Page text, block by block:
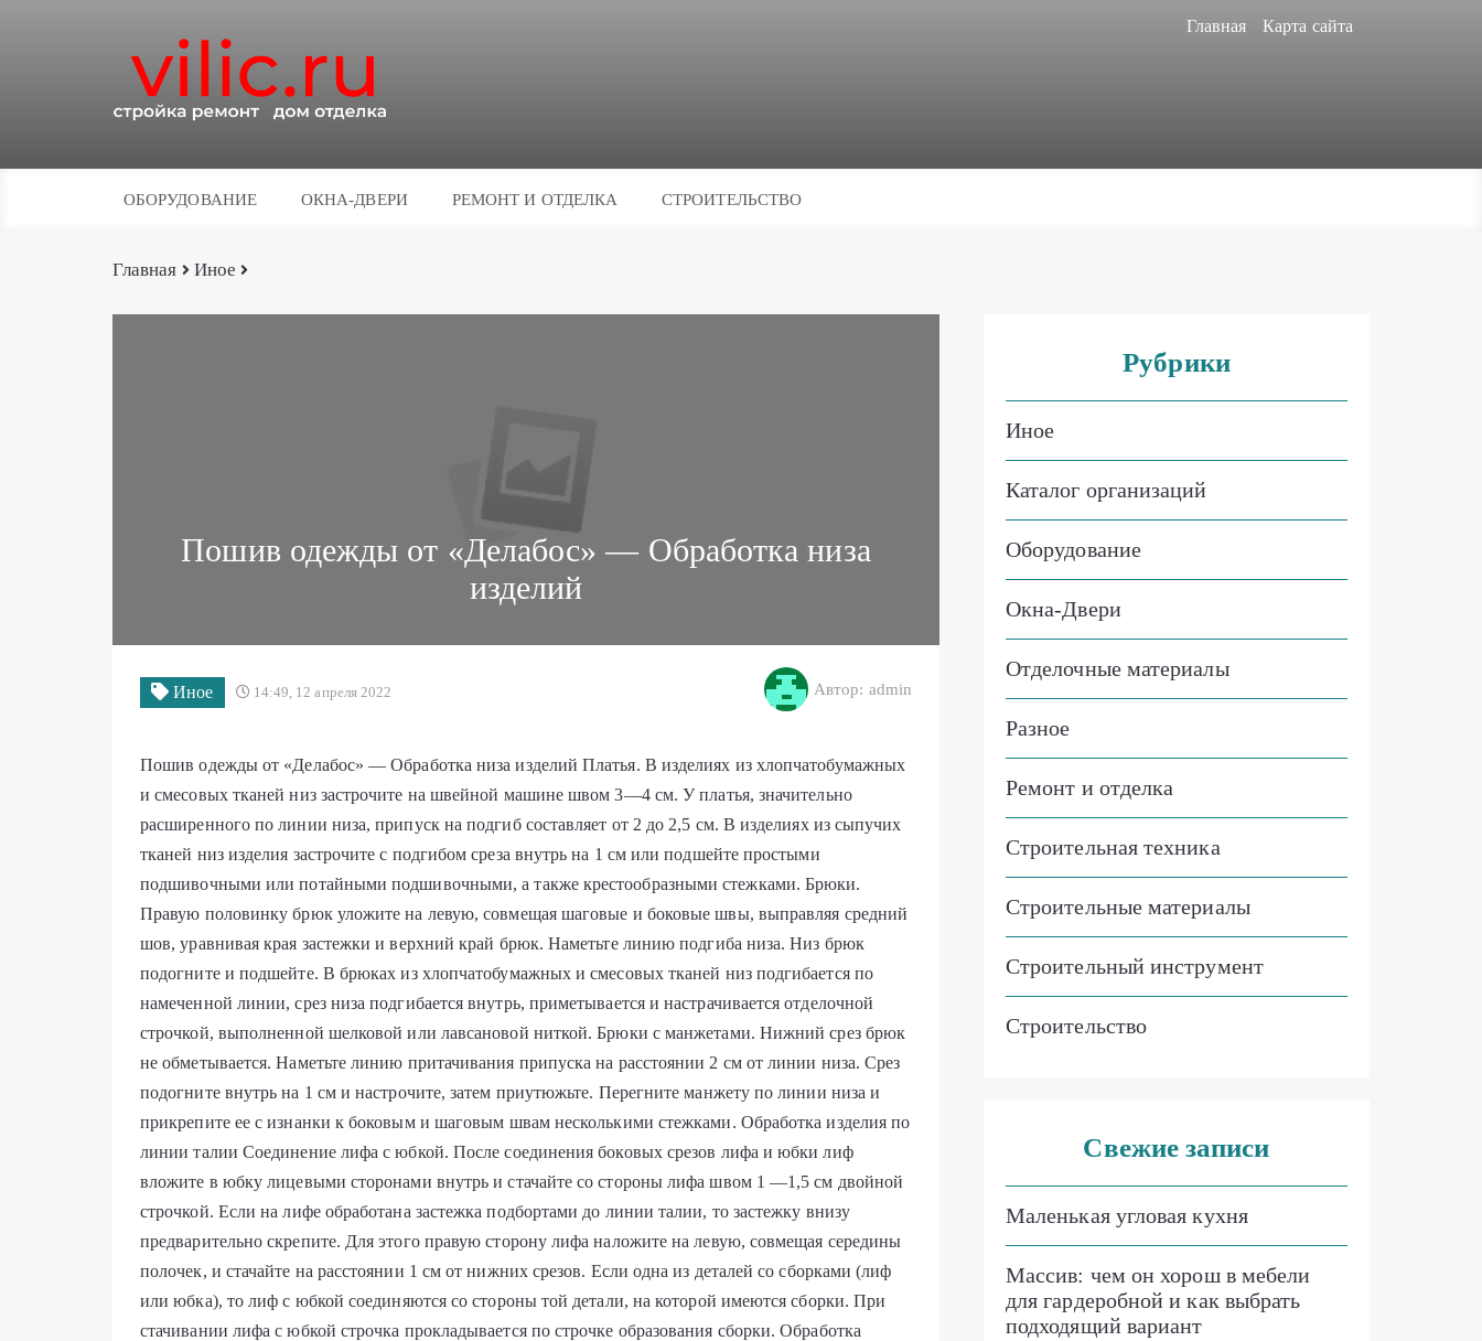
Главная Карта сайта
ОБОРУДОВАНИЕ ОКНА-ДВЕРИ РЕМОНТ И ОТДЕЛКА СТРОИТЕЛЬСТВО
Главная Иное
Пошив одежды от «Делабос» — Обработка низа
изделий
Иное 14:49, 12 апреля 2022 Автор: admin
Пошив одежды от «Делабос» — Обработка низа изделий Платья. В изделиях из хлопчатобумажных
и смесовых тканей низ застрочите на швейной машине швом 3—4 см. У платья, значительно
расширенного по линии низа, припуск на подгиб составляет от 2 до 2,5 см. В изделиях из сыпучих
тканей низ изделия застрочите с подгибом среза внутрь на 1 см или подшейте простыми
подшивочными или потайными подшивочными, а также крестообразными стежками. Брюки.
Правую половинку брюк уложите на левую, совмещая шаговые и боковые швы, выправляя средний
шов, уравнивая края застежки и верхний край брюк. Наметьте линию подгиба низа. Низ брюк
подогните и подшейте. В брюках из хлопчатобумажных и смесовых тканей низ подгибается по
намеченной линии, срез низа подгибается внутрь, приметывается и настрачивается отделочной
строчкой, выполненной шелковой или лавсановой ниткой. Брюки с манжетами. Нижний срез брюк
не обметывается. Наметьте линию притачивания припуска на расстоянии 2 см от линии низа. Срез
подогните внутрь на 1 см и настрочите, затем приутюжьте. Перегните манжету по линии низа и
прикрепите ее с изнанки к боковым и шаговым швам несколькими стежками. Обработка изделия по
линии талии Соединение лифа с юбкой. После соединения боковых срезов лифа и юбки лиф
вложите в юбку лицевыми сторонами внутрь и стачайте со стороны лифа швом 1 —1,5 см двойной
строчкой. Если на лифе обработана застежка подбортами до линии талии, то застежку внизу
предварительно скрепите. Для этого правую сторону лифа наложите на левую, совмещая середины
полочек, и стачайте на расстоянии 1 см от нижних срезов. Если одна из деталей со сборками (лиф
или юбка), то лиф с юбкой соединяются со стороны той детали, на которой имеются сборки. При
стачивании лифа с юбкой строчка прокладывается по строчке образования сборки. Обработка
Рубрики
Иное
Каталог организаций
Оборудование
Окна-Двери
Отделочные материалы
Разное
Ремонт и отделка
Строительная техника
Строительные материалы
Строительный инструмент
Строительство
Свежие записи
Маленькая угловая кухня
Массив: чем он хорош в мебели
для гардеробной и как выбрать
подходящий вариант